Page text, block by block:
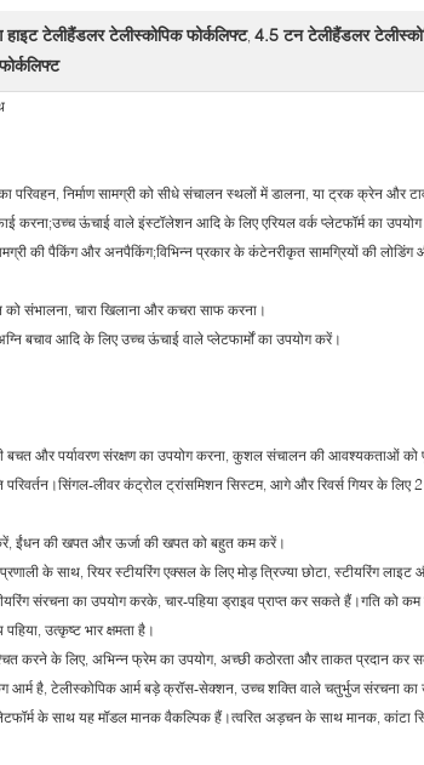
हाइट टेलीहैंडलर टेलीस्कोपिक फोर्कलिफ्ट, 4.5 टन टेलीहैंडलर
परिवहन, निर्माण सामग्री को सीधे संचालन स्थलों में डालना, या ट्रक क्रेन और
करना;उच्च ऊंचाई वाले इंस्टॉलेशन आदि के लिए एरियल वर्क प्लेटफॉर्म का
की पैकिंग और अनपैकिंग;विभिन्न प्रकार के कंटेनरीकृत सामग्रियों की
संभालना, चारा खिलाना और कचरा साफ करना।
बचाव आदि के लिए उच्च ऊंचाई वाले प्लेटफार्मों का उपयोग करें।
और पर्यावरण संरक्षण का उपयोग करना, कुशल संचालन की आवश्यकताओं को
परिवर्तन।सिंगल-लीवर कंट्रोल ट्रांसमिशन सिस्टम, आगे और रिवर्स गियर के
ईंधन की खपत और ऊर्जा की खपत को बहुत कम करें।
प्रणाली के साथ, रियर स्टीयरिंग एक्सल के लिए मोड़ त्रिज्या छोटा, स्टीयरिंग
संरचना का उपयोग करके, चार-पहिया ड्राइव प्राप्त कर सकते हैं।गति को
उत्कृष्ट भार क्षमता है।
करने के लिए, अभिन्न फ्रेम का उपयोग, अच्छी कठोरता और ताकत प्रदान कर
आर्म है, टेलीस्कोपिक आर्म बड़े क्रॉस-सेक्शन, उच्च शक्ति वाले चतुर्भुज संरचना का
के साथ यह मॉडल मानक वैकल्पिक हैं।त्वरित अड़चन के साथ मानक, कांटा